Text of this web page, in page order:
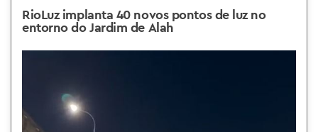
RioLuz implanta 40 novos pontos de luz no
entorno do Jardim de Alah